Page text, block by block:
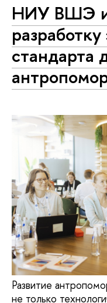
НИУ ВШЭ
стандарта
Развитие
не только